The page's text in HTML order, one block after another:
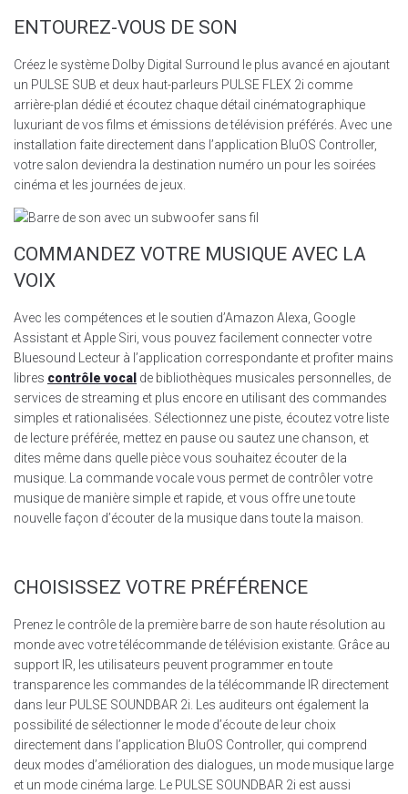
ENTOUREZ-VOUS DE SON
Créez le système Dolby Digital Surround le plus avancé en ajoutant
un PULSE SUB et deux haut-parleurs PULSE FLEX 2i comme
arrière-plan dédié et écoutez chaque détail cinématographique
luxuriant de vos films et émissions de télévision préférés. Avec une
installation faite directement dans l’application BluOS Controller,
votre salon deviendra la destination numéro un pour les soirées
cinéma et les journées de jeux.
COMMANDEZ VOTRE MUSIQUE AVEC LA
VOIX
Avec les compétences et le soutien d’Amazon Alexa, Google
Assistant et Apple Siri, vous pouvez facilement connecter votre
Bluesound Lecteur à l’application correspondante et profiter mains
libres contrôle vocal de bibliothèques musicales personnelles, de
services de streaming et plus encore en utilisant des commandes
simples et rationalisées. Sélectionnez une piste, écoutez votre liste
de lecture préférée, mettez en pause ou sautez une chanson, et
dites même dans quelle pièce vous souhaitez écouter de la
musique. La commande vocale vous permet de contrôler votre
musique de manière simple et rapide, et vous offre une toute
nouvelle façon d’écouter de la musique dans toute la maison.
CHOISISSEZ VOTRE PRÉFÉRENCE
Prenez le contrôle de la première barre de son haute résolution au
monde avec votre télécommande de télévision existante. Grâce au
support IR, les utilisateurs peuvent programmer en toute
transparence les commandes de la télécommande IR directement
dans leur PULSE SOUNDBAR 2i. Les auditeurs ont également la
possibilité de sélectionner le mode d’écoute de leur choix
directement dans l’application BluOS Controller, qui comprend
deux modes d’amélioration des dialogues, un mode musique large
et un mode cinéma large. Le PULSE SOUNDBAR 2i est aussi